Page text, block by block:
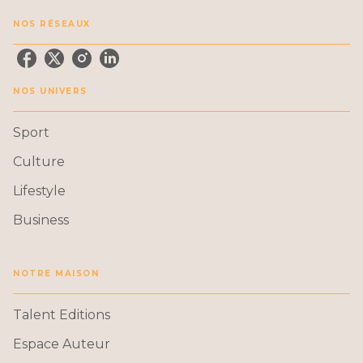
NOS RÉSEAUX
NOS UNIVERS
Sport
Culture
Lifestyle
Business
NOTRE MAISON
Talent Editions
Espace Auteur